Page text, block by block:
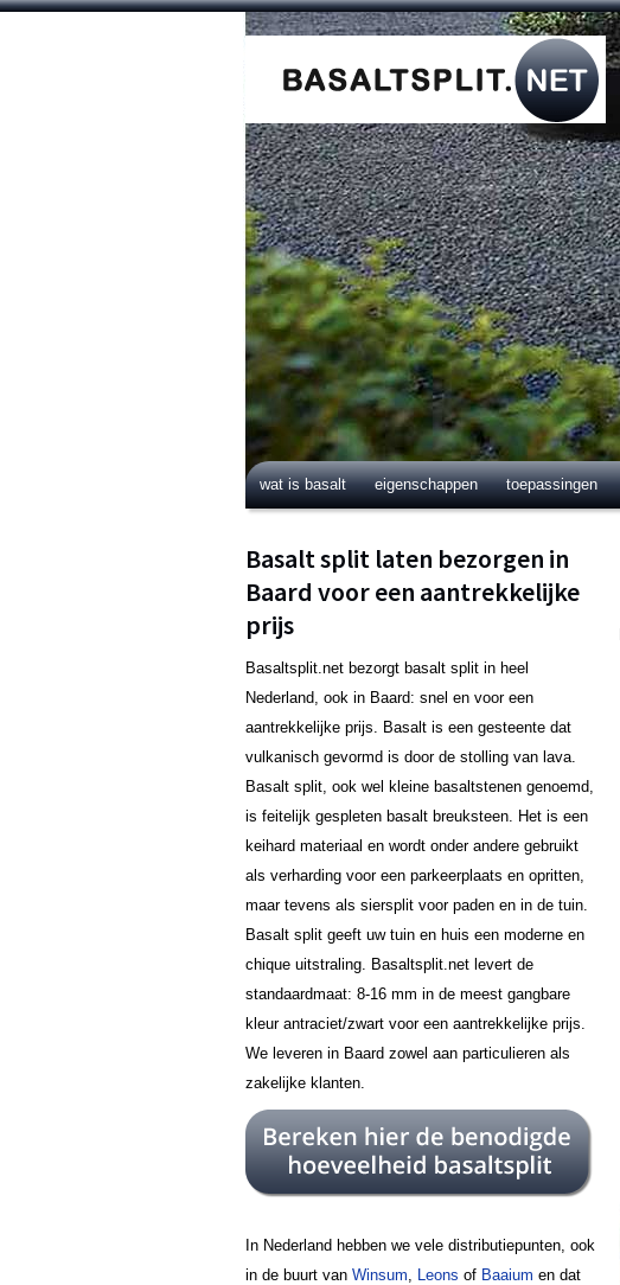
wat is basalt eigenschappen toepassingen
Basalt split laten bezorgen in
Baard voor een aantrekkelijke
prijs
Basaltsplit.net bezorgt basalt split in heel
Nederland, ook in Baard: snel en voor een
aantrekkelijke prijs. Basalt is een gesteente dat
vulkanisch gevormd is door de stolling van lava.
Basalt split, ook wel kleine basaltstenen genoemd,
is feitelijk gespleten basalt breuksteen. Het is een
keihard materiaal en wordt onder andere gebruikt
als verharding voor een parkeerplaats en opritten,
maar tevens als siersplit voor paden en in de tuin.
Basalt split geeft uw tuin en huis een moderne en
chique uitstraling. Basaltsplit.net levert de
standaardmaat: 8-16 mm in de meest gangbare
kleur antraciet/zwart voor een aantrekkelijke prijs.
We leveren in Baard zowel aan particulieren als
zakelijke klanten.
In Nederland hebben we vele distributiepunten, ook
in de buurt van Winsum, Leons of Baaium en dat